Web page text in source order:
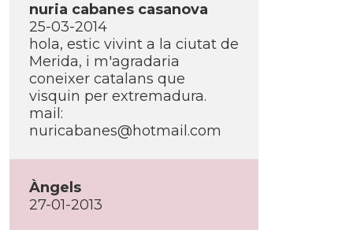
nuria cabanes casanova
25-03-2014
hola, estic vivint a la ciutat de
Merida, i m'agradaria
coneixer catalans que
visquin per extremadura.
mail:
nuricabanes@hotmail.com
Àngels
27-01-2013